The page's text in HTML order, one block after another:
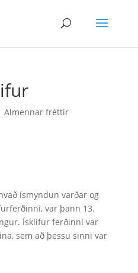
Almennar fréttir
ísmyndun varðar og
var þann 13.
Ísklifur ferðinni var
sem að þessu sinni var